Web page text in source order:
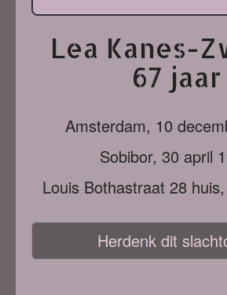
Lea Kanes-
67 jaar
Amsterdam, 10
Sobibor, 30 april
Louis Bothastraat 28
Herdenk dit